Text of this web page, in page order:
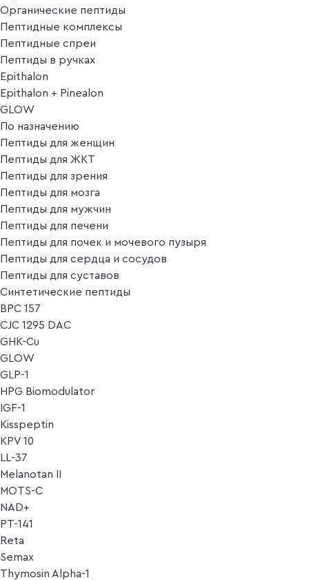
Органические пептиды
Пептидные комплексы
Пептидные спреи
Пептиды в ручках
Epithalon
Epithalon + Pinealon
GLOW
По назначению
Пептиды для женщин
Пептиды для ЖКТ
Пептиды для зрения
Пептиды для мозга
Пептиды для мужчин
Пептиды для печени
Пептиды для почек и мочевого пузыря
Пептиды для сердца и сосудов
Пептиды для суставов
Синтетические пептиды
BPC 157
CJC 1295 DAC
GHK-Cu
GLOW
GLP-1
HPG Biomodulator
IGF-1
Kisspeptin
KPV 10
LL-37
Melanotan II
MOTS-C
NAD+
PT-141
Reta
Semax
Thymosin Alpha-1